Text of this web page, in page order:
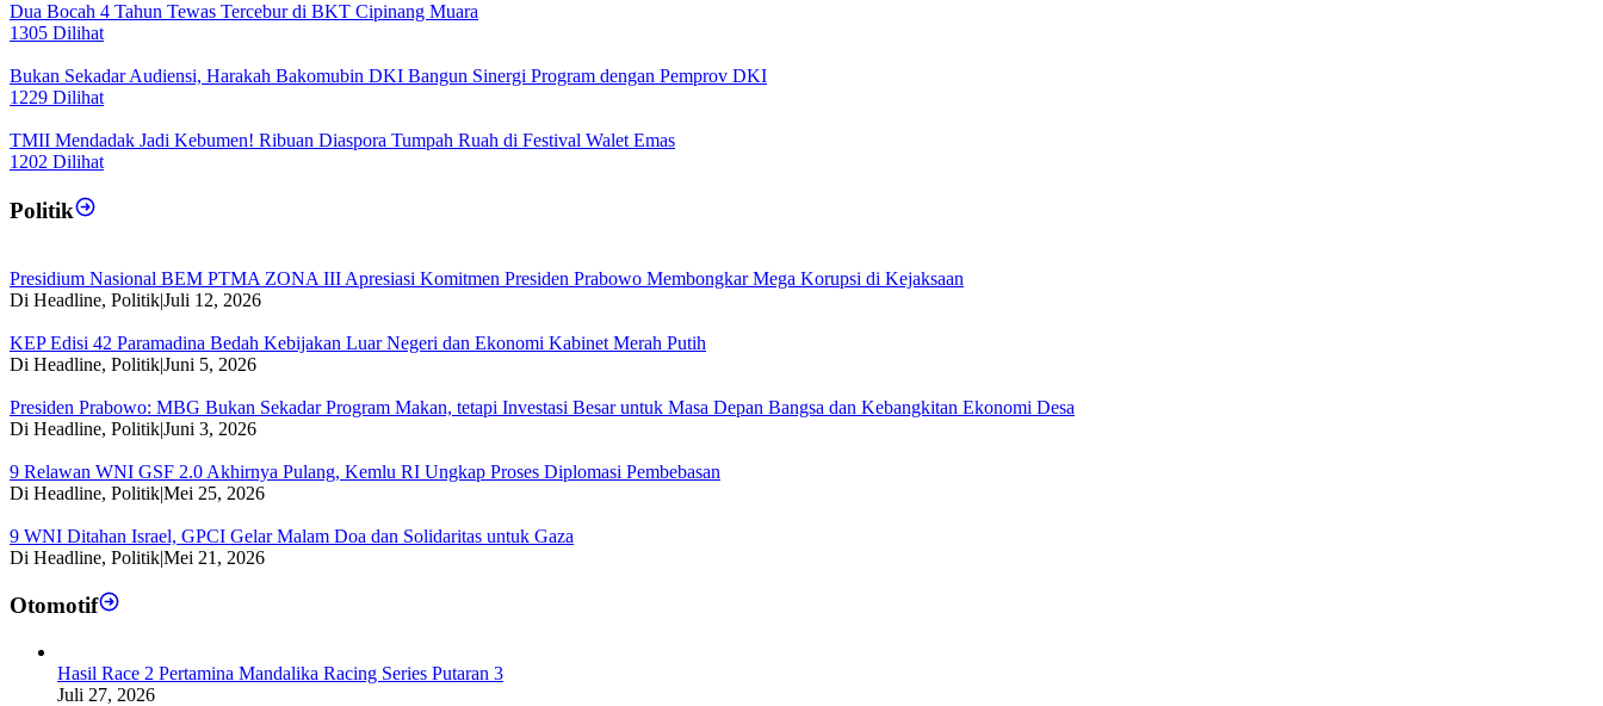
Dua Bocah 4 Tahun Tewas Tercebur di BKT Cipinang Muara
1305 Dilihat
Bukan Sekadar Audiensi, Harakah Bakomubin DKI Bangun Sinergi Program dengan Pemprov DKI
1229 Dilihat
TMII Mendadak Jadi Kebumen! Ribuan Diaspora Tumpah Ruah di Festival Walet Emas
1202 Dilihat
Politik
Presidium Nasional BEM PTMA ZONA III Apresiasi Komitmen Presiden Prabowo Membongkar Mega Korupsi di Kejaksaan
Di Headline, Politik|Juli 12, 2026
KEP Edisi 42 Paramadina Bedah Kebijakan Luar Negeri dan Ekonomi Kabinet Merah Putih
Di Headline, Politik|Juni 5, 2026
Presiden Prabowo: MBG Bukan Sekadar Program Makan, tetapi Investasi Besar untuk Masa Depan Bangsa dan Kebangkitan Ekonomi Desa
Di Headline, Politik|Juni 3, 2026
9 Relawan WNI GSF 2.0 Akhirnya Pulang, Kemlu RI Ungkap Proses Diplomasi Pembebasan
Di Headline, Politik|Mei 25, 2026
9 WNI Ditahan Israel, GPCI Gelar Malam Doa dan Solidaritas untuk Gaza
Di Headline, Politik|Mei 21, 2026
Otomotif
Hasil Race 2 Pertamina Mandalika Racing Series Putaran 3
Juli 27, 2026